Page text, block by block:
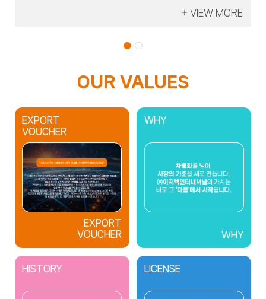
VIEW MORE
VIEW MORE
VIEW MORE
VIEW MORE
OUR VALUES
EXPORT
VOUCHER
EXPORT
VOUCHER
WHY
WHY
HISTORY LICENSE